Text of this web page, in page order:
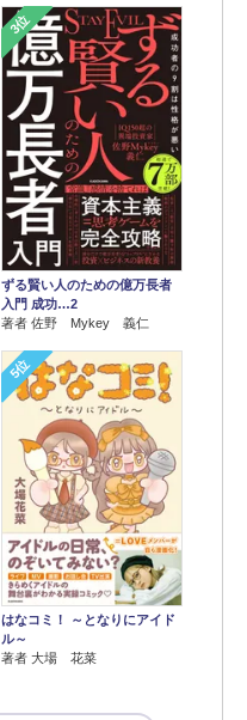
3位
ずる賢い人のための億万長者
入門 成功…2
著者 佐野 Mykey 義仁
5位
はなコミ！ ～となりにアイド
ル～
著者 大場 花菜